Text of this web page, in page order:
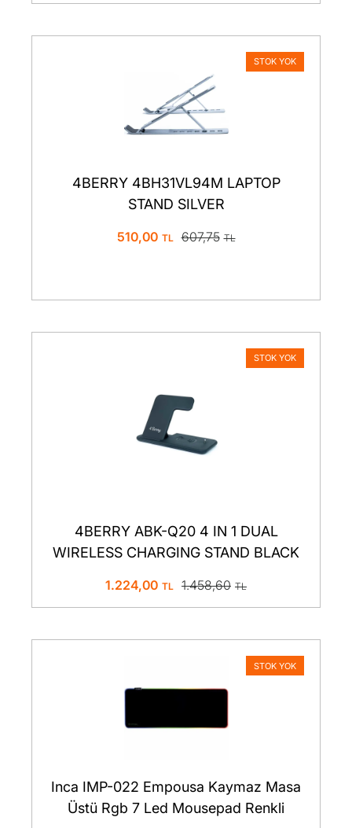
STOK YOK
4BERRY 4BH31VL94M LAPTOP
STAND SILVER
510,00 607,75
STOK YOK
4BERRY ABK-Q20 4 IN 1 DUAL
WIRELESS CHARGING STAND BLACK
1.224,00 1.458,60
STOK YOK
Inca IMP-022 Empousa Kaymaz Masa
Üstü Rgb 7 Led Mousepad Renkli